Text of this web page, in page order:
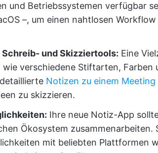
und Betriebssystemen verfügbar
–, um einen nahtlosen
und Skizziertools: Eine
verschiedene Stiftarten, Farben
Notizen zu einem Meeting
zu skizzieren.
Ihre neue Notiz-App
Ökosystem zusammenarbeiten.
mit beliebten Plattformen